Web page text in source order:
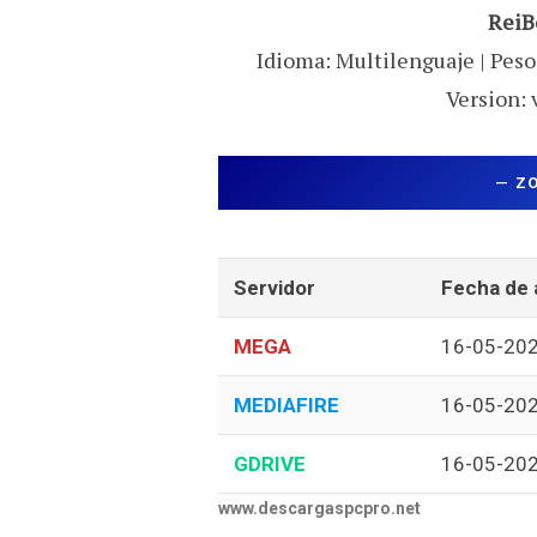
Idioma: Multilenguaje |
Version:
—
Servidor Fecha de
MEGA 16-05-
MEDIAFIRE 16-05-
GDRIVE 16-05-
www.descargaspcpro.net